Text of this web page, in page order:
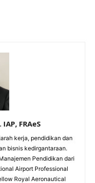
FRAeS
kerja, pendidikan dan
bisnis kedirgantaraan.
Pendidikan dari
Airport Professional
Royal Aeronautical